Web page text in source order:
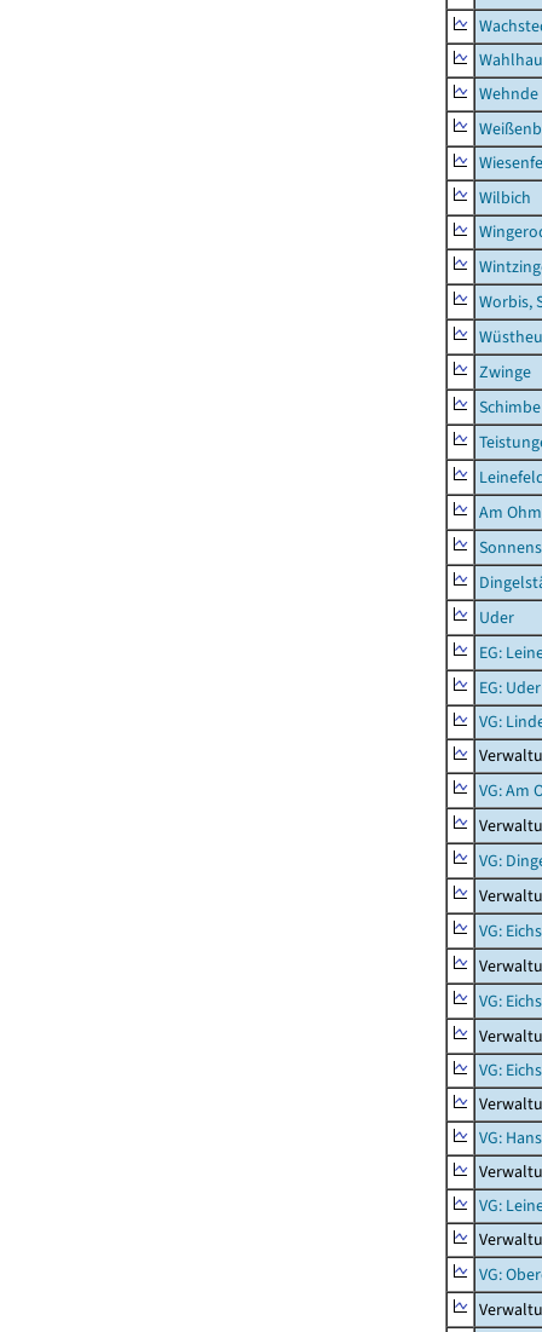
Wehnde
Wilbich
Worbis,
Zwinge
Am
Uder
EG:
EG: Uder
VG:
VG: Am
VG:
VG:
VG:
VG:
VG:
VG:
VG: